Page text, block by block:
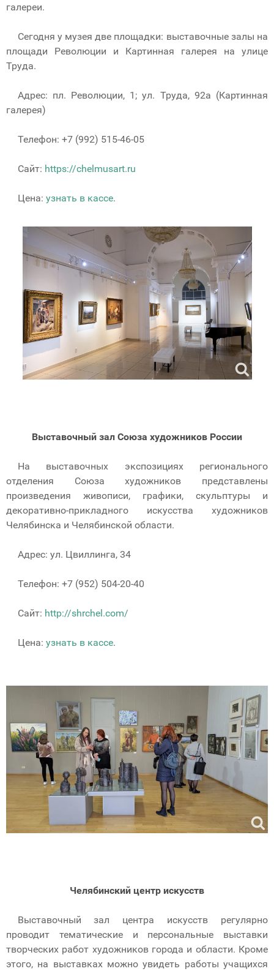
галереи.
Сегодня у музея две площадки: выставочные залы на
площади Революции и Картинная галерея на улице
Труда.
Адрес: пл. Революции, 1; ул. Труда, 92а (Картинная
галерея)
Телефон: +7 (992) 515-46-05
Сайт: https://chelmusart.ru
Цена: узнать в кассе.
Выставочный зал Союза художников России
На выставочных экспозициях регионального
отделения Союза художников представлены
произведения живописи, графики, скульптуры и
декоративно-прикладного искусства художников
Челябинска и Челябинской области.
Адрес: ул. Цвиллинга, 34
Телефон: +7 (952) 504-20-40
Сайт: http://shrchel.com/
Цена: узнать в кассе.
Челябинский центр искусств
Выставочный зал центра искусств регулярно
проводит тематические и персональные выставки
творческих работ художников города и области. Кроме
этого, на выставках можно увидеть работы учащихся